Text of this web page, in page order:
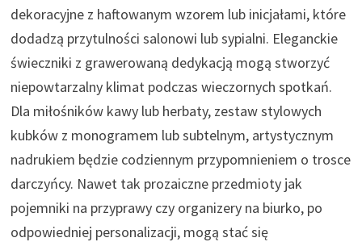
dekoracyjne z haftowanym wzorem lub inicjałami, które
dodadzą przytulności salonowi lub sypialni. Eleganckie
świeczniki z grawerowaną dedykacją mogą stworzyć
niepowtarzalny klimat podczas wieczornych spotkań.
Dla miłośników kawy lub herbaty, zestaw stylowych
kubków z monogramem lub subtelnym, artystycznym
nadrukiem będzie codziennym przypomnieniem o trosce
darczyńcy. Nawet tak prozaiczne przedmioty jak
pojemniki na przyprawy czy organizery na biurko, po
odpowiedniej personalizacji, mogą stać się